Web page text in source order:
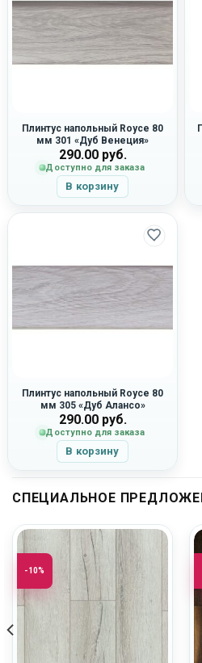
Плинтус напольный Royce 80
мм 301 «Дуб Венеция»
290.00руб.
Доступно для заказа
В корзину
Плинтус напольный Royce 80
мм 305 «Дуб Алансо»
290.00руб.
Доступно для заказа
В корзину
СПЕЦИАЛЬНОЕ
-10%